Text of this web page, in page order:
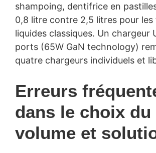
shampoing, dentifrice en
0,8 litre contre 2,5 litres pour
liquides classiques. Un chargeur
ports (65W GaN technology)
quatre chargeurs individuels et
Erreurs
dans le choix du
volume et